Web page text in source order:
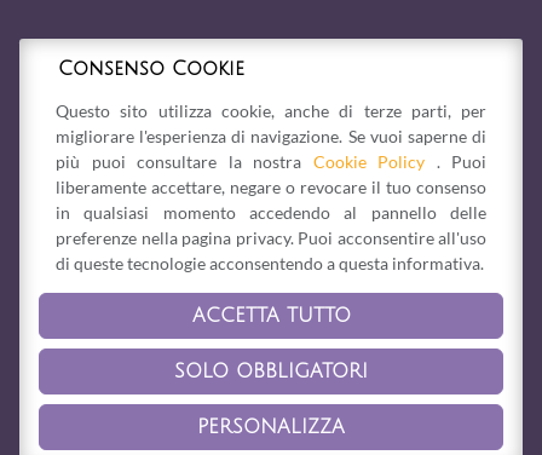
Via Bonesi, 1/b -41058Vignola(MO)
Tel. 059 765125- vignola@laquerciadellelfo.it
Privacy Policy-Cookie Policy
Consenso Cookie
Questo sito utilizza cookie, anche di terze parti, per
migliorare l'esperienza di navigazione. Se vuoi saperne di
più puoi consultare la nostra Cookie Policy . Puoi
liberamente accettare, negare o revocare il tuo consenso
in qualsiasi momento accedendo al pannello delle
preferenze nella pagina privacy. Puoi acconsentire all'uso
di queste tecnologie acconsentendo a questa informativa.
ACCETTA TUTTO
SOLO OBBLIGATORI
PERSONALIZZA